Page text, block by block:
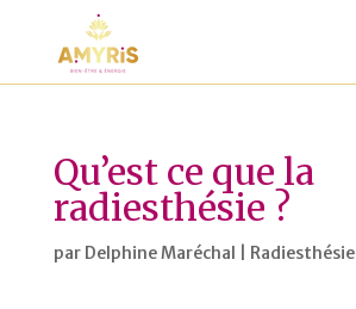
Qu’est ce que la
radiesthésie ?
par Delphine Maréchal Radiesthésie